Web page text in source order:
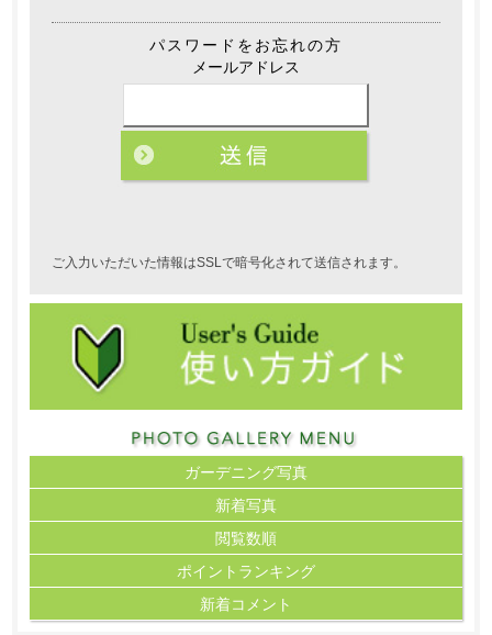
パスワードをお忘れの方
メールアドレス
ご入力いただいた情報はSSLで暗号化されて送信されます。
ガーデニング写真
新着写真
閲覧数順
ポイント ランキング
新着コメント